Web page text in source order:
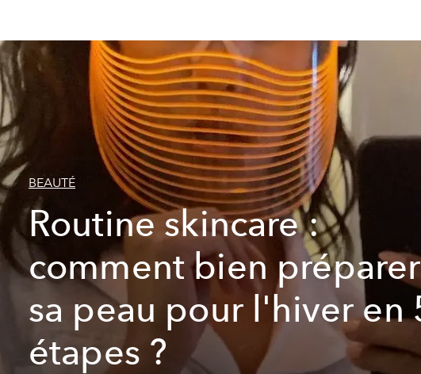
BEAUTÉ
Routine skincare :
comment bien préparer
sa peau pour l'hiver en
étapes ?